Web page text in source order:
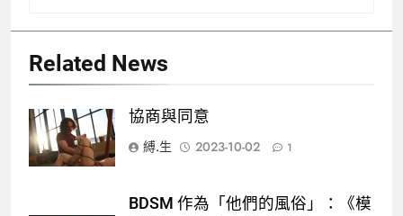
Related News
協商與同意
縛.生
2023-10-02 1
BDSM 作為「他們的風俗」：《模